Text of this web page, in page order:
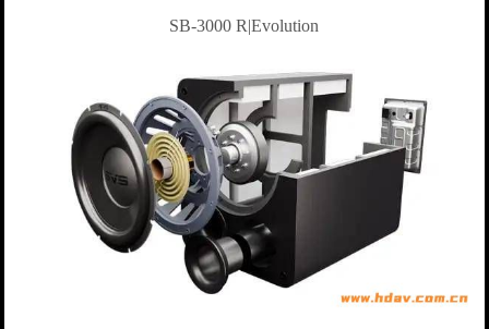
SB-3000 R|Evolution